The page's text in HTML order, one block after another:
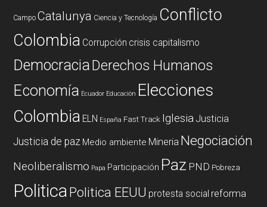
Campo Catalunya Ciencia y Tecnología Conflicto
Colombia Corrupción crisis capitalismo
DemocraciaDerechos Humanos
Economía Ecuador Educación Elecciones
Colombia ELN España Fast Track Iglesia Justicia
Justicia de paz Medio ambiente Mineria Negociación
Neoliberalismo Papa Participación Paz PND Pobreza
PoliticaPolitica EEUU protesta social reforma